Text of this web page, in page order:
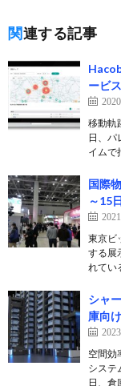
関連する記事
ービ
移動軌
日、パ
イムで
国際
～15
東京ビ
する展
れてい
シャ
庫向
空間効
システ
日、